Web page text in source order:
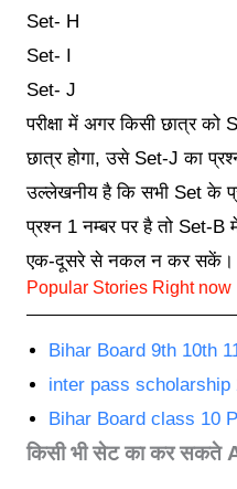
Set- H
Set- I
Set- J
परीक्षा में अगर किसी छात्र
छात्र होगा, उसे Set-J का
उल्लेखनीय है कि सभी Set के
प्रश्न 1 नम्बर पर है तो Set-B
एक-दूसरे से नकल न कर सकें।
Popular Stories Right now
Bihar Board 9th 10th
inter pass scholarship
Bihar Board class 10
किसी भी सेट का कर सकते